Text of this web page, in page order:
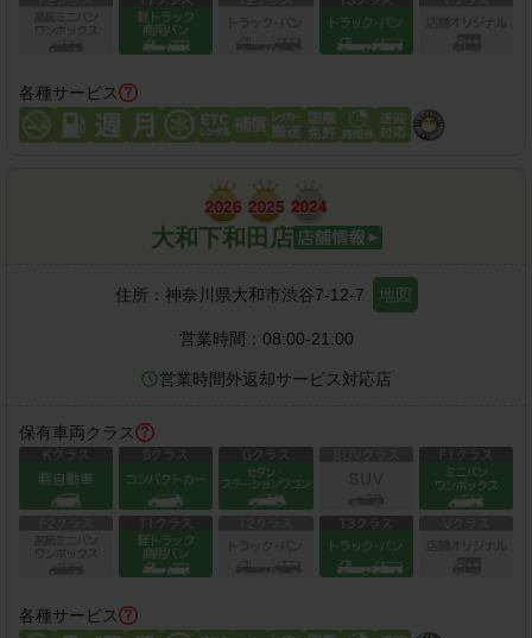
各種サービス
大和下和田店
住所： 神奈川県大和市渋谷7-12-7 地図
営業時間： 08:00-21:00
営業時間外返却サービス対応店
保有車両クラス
各種サービス